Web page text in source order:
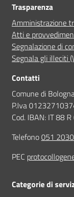
Trasparenza
Amministrazione
Atti e
Segnalazione di
Segnala gli illeciti
Contatti
Comune di
P.Iva
Cod. IBAN: IT 88
Telefono051
PEC
Categorie di